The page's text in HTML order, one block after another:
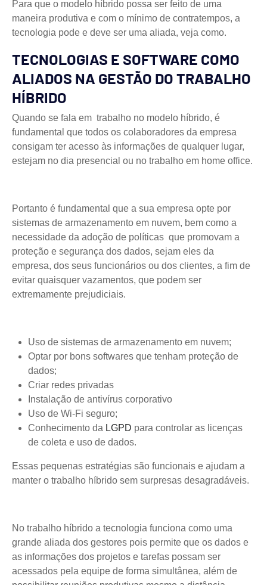
Para que o modelo híbrido possa ser feito de uma
maneira produtiva e com o mínimo de contratempos, a
tecnologia pode e deve ser uma aliada, veja como.
TECNOLOGIAS E SOFTWARE COMO
ALIADOS NA GESTÃO DO TRABALHO
HÍBRIDO
Quando se fala em trabalho no modelo híbrido, é
fundamental que todos os colaboradores da empresa
consigam ter acesso às informações de qualquer lugar,
estejam no dia presencial ou no trabalho em home office.
Portanto é fundamental que a sua empresa opte por
sistemas de armazenamento em nuvem, bem como a
necessidade da adoção de políticas que promovam a
proteção e segurança dos dados, sejam eles da
empresa, dos seus funcionários ou dos clientes, a fim de
evitar quaisquer vazamentos, que podem ser
extremamente prejudiciais.
Uso de sistemas de armazenamento em nuvem;
Optar por bons softwares que tenham proteção de
dados;
Criar redes privadas
Instalação de antivírus corporativo
Uso de Wi-Fi seguro;
Conhecimento da LGPD para controlar as licenças
de coleta e uso de dados.
Essas pequenas estratégias são funcionais e ajudam a
manter o trabalho híbrido sem surpresas desagradáveis.
No trabalho híbrido a tecnologia funciona como uma
grande aliada dos gestores pois permite que os dados e
as informações dos projetos e tarefas possam ser
acessados pela equipe de forma simultânea, além de